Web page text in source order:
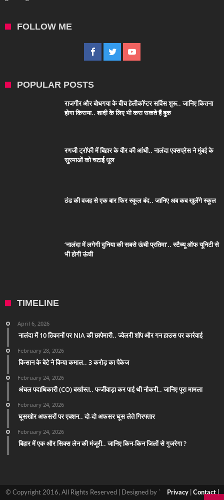
FOLLOW ME
POPULAR POSTS
राजगीर और बोधगया के बीच हेलीकॉप्टर सर्विस शुरू.. जानिए कितना
होगा किराया.. शादी के लिए भी करा सकते हैं बुक
रणजी ट्रॉफी में बिहार के वीर की आंधी.. नालंदा एक्सप्रेस ने मुंबई के
सुरमाओं को चटाई धूल
ठंड की वजह से एक बार फिर स्कूल बंद.. जानिए अब कब खुलेंगे स्कूल
‘नालंदा में लगेगी दुनिया की सबसे ऊंची प्रतिमा’.. स्टैच्यू ऑफ यूनिटी से
भी होगी ऊंची
TIMELINE
April 6, 2026
नालंदा में 10 ठिकानों पर NIA की छापेमारी.. ज्वेलरी शॉप और गन हाउस पर कार्रवाई
February 28, 2026
किसान के बेटे ने किया कमाल.. 3 करोड़ का पैकेज
February 24, 2026
अंचल पदाधिकारी (CO) बर्खास्त.. फर्जीवाड़ा कर पाई थी नौकरी.. जानिए पूरा मामला
February 24, 2026
घूसखोर अफसरों पर एक्शन.. दो-दो अफसर घूस लेते गिरफ्तार
February 24, 2026
बिहार में एक और सिक्स लेन की मंजूरी.. जानिए किन-किन जिलों से गुजरेगा ?
© Copyright 2016, All Rights Reserved | Designed by ` Privacy| Contact |